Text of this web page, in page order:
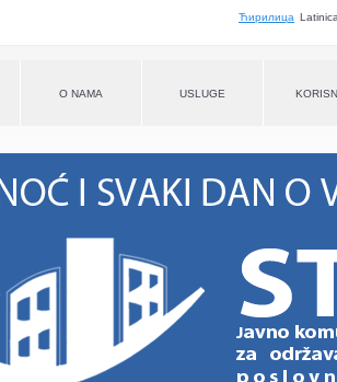
Ћирилица Latinica
O NAMA USLUGE